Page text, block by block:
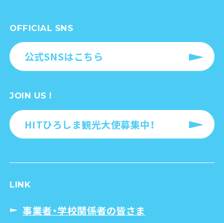
OFFICIAL SNS
公式SNSはこちら
JOIN US !
HITひろしま観光大使募集中！
LINK
事業者・学校関係者の皆さま